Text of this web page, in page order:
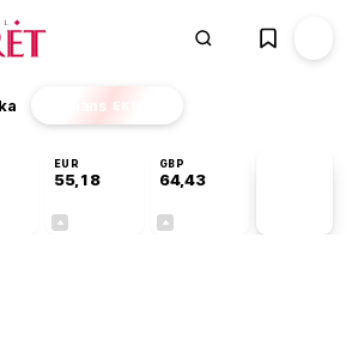
Finans EKSTRA
EUR
55,18
GBP
64,43